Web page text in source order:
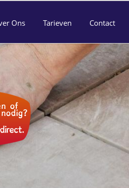
Ons Tarieven Contact